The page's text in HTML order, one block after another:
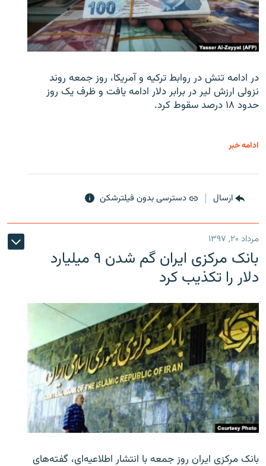
در ادامه تنش در روابط ترکیه و آمریکا، روز جمعه روند
نزولی ارزش لیر در برابر دلار ادامه یافت و ظرف یک روز
حدود ۱۸ درصد سقوط کرد.
ادامه خبر
ارسال دسترسی بدون فیلترشکن
مرداد ۲۰, ۱۳۹۷
بانک مرکزی ایران گم شدن ۹ میلیارد
دلار را تکذیب کرد
بانک مرکزی ایران روز جمعه با انتشار اطلاعیه‌ای، گفته‌های